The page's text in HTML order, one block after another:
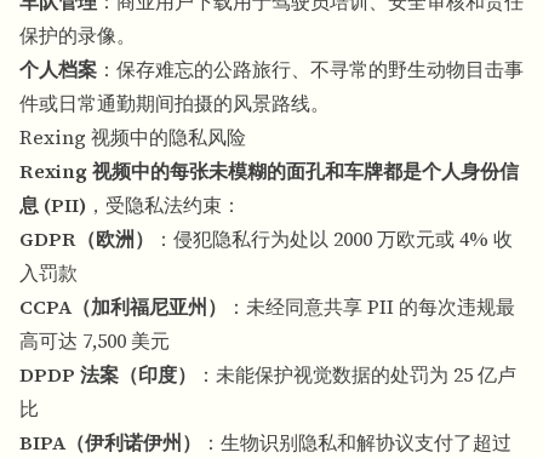
保护的录像。
个人档案 ：保存难忘的公路旅行、不寻常的野生动物目击事
件或日常通勤期间拍摄的风景路线。
Rexing 视频中的隐私风险
Rexing 视频中的每张未模糊的面孔和车牌都是个人身份信
息 (PII) ，受隐私法约束：
GDPR（欧洲）
：侵犯隐私行为处以 2000 万欧元或 4% 收
入罚款
CCPA（加利福尼亚州）
：未经同意共享 PII 的每次违规最
高可达 7,500 美元
DPDP 法案（印度）
：未能保护视觉数据的处罚为 25 亿卢
比
BIPA（伊利诺伊州）
：生物识别隐私和解协议支付了超过